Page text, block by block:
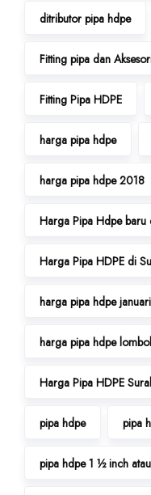
ditributor pipa hdpe
Fitting pipa dan
Fitting Pipa HDPE
harga pipa hdpe
harga pipa hdpe 2018
Harga Pipa Hdpe
Harga Pipa HDPE di
harga pipa hdpe
harga pipa hdpe
Harga Pipa HDPE
pipa hdpe pipa
pipa hdpe 1 ½ inch